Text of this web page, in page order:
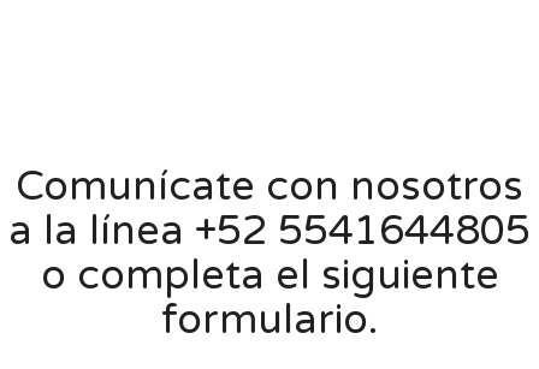
Comunícate con nosotros
a la línea +52 5541644805
o completa el siguiente
formulario.